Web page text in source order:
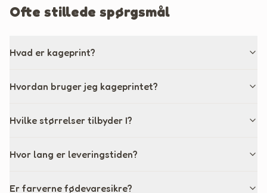
Ofte stillede spørgsmål
Hvad er kageprint?
Hvordan bruger jeg kageprintet?
Hvilke størrelser tilbyder I?
Hvor lang er leveringstiden?
Er farverne fødevaresikre?